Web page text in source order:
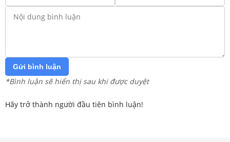
Gửi bình luận
*Bình luận sẽ hiển thị sau khi được duyệt
Hãy trở thành người đầu tiên bình luận!